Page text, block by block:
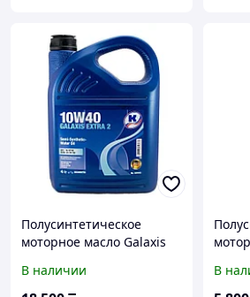
Полусинтетическое
моторное масло Galaxis
Kuttenkeuler
В наличии В